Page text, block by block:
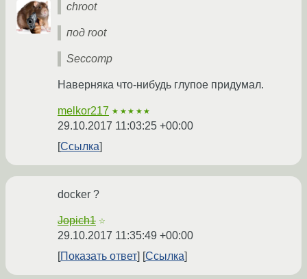
chroot
под root
Seccomp
Наверняка что-нибудь глупое придумал.
melkor217 ★★★★★
29.10.2017 11:03:25 +00:00
Ссылка
docker ?
Jopich1 ☆
29.10.2017 11:35:49 +00:00
Показать ответ
Ссылка